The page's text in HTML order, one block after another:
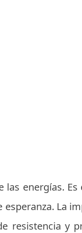
las energías.
La
resistencia y